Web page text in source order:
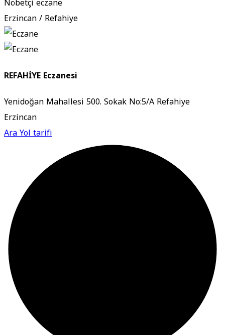
Erzincan / Refahiye
REFAHİYE Eczanesi
Yenidoğan Mahallesi 500. Sokak No:5/A Refahiye
Erzincan
AraYol tarifi